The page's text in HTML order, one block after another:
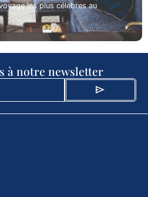
les plus célèbres au
à notre newsletter